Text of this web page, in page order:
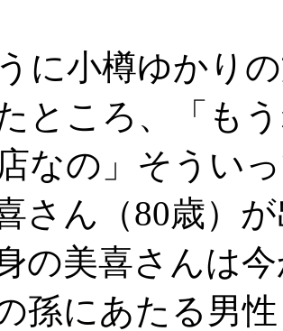
に小樽ゆかり
ところ、「も
なの」そうい
さん（80歳）
の美喜さんは
孫にあたる男